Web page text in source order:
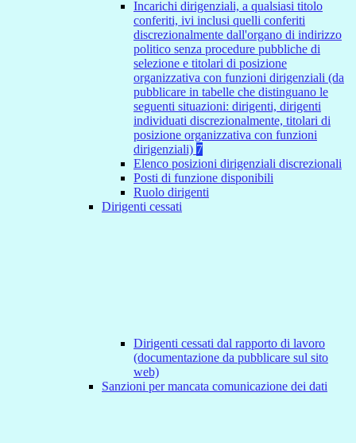
Incarichi dirigenziali, a qualsiasi titolo
conferiti, ivi inclusi quelli conferiti
discrezionalmente dall'organo di indirizzo
politico senza procedure pubbliche di
selezione e titolari di posizione
organizzativa con funzioni dirigenziali (da
pubblicare in tabelle che distinguano le
seguenti situazioni: dirigenti, dirigenti
individuati discrezionalmente, titolari di
posizione organizzativa con funzioni
dirigenziali) 7
Elenco posizioni dirigenziali discrezionali
Posti di funzione disponibili
Ruolo dirigenti
Dirigenti cessati
Dirigenti cessati dal rapporto di lavoro
(documentazione da pubblicare sul sito
web)
Sanzioni per mancata comunicazione dei dati